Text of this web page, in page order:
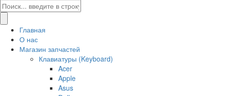
Главная
О нас
Магазин запчастей
Клавиатуры (Keyboard)
Acer
Apple
Asus